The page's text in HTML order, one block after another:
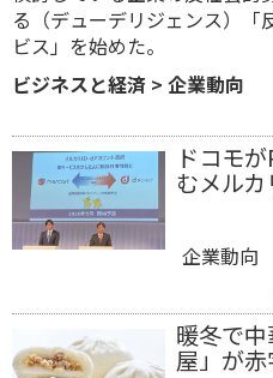
る（デューデリジェンス）「
ビス」を始めた。
ビジネスと経済 > 企業動向
ドコモ
むメルカ
企業動向
暖冬で
屋」が